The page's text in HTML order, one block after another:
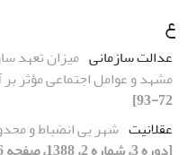
ع
عدالت سازمانی میزان تعهد
مشهد و عوامل اجتماعی مؤثر
72-93]
عقلانیت شهر بی انضباط و